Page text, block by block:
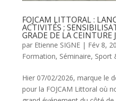
FOJCAM LITTORAL :
ACTIVITÉS ;
GRADE DE LA CEINTURE
par Etienne SIGNE| Fév 8,
Formation, Séminaire, Sport
Hier 07/02/2026, marque le
pour la FOJCAM Littoral où